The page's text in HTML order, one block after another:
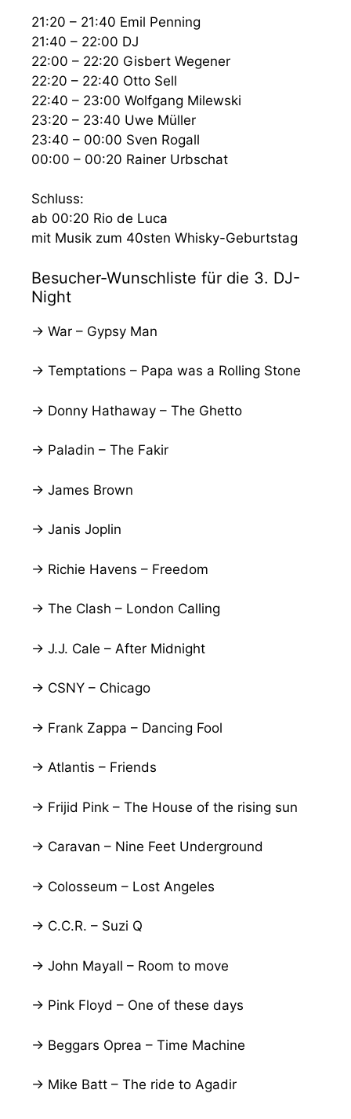
21:20 – 21:40 Emil Penning
21:40 – 22:00 DJ
22:00 – 22:20 Gisbert Wegener
22:20 – 22:40 Otto Sell
22:40 – 23:00 Wolfgang Milewski
23:20 – 23:40 Uwe Müller
23:40 – 00:00 Sven Rogall
00:00 – 00:20 Rainer Urbschat
Schluss:
ab 00:20 Rio de Luca
mit Musik zum 40sten Whisky-Geburtstag
Besucher-Wunschliste für die 3. DJ-
Night
→ War – Gypsy Man
→ Temptations – Papa was a Rolling Stone
→ Donny Hathaway – The Ghetto
→ Paladin – The Fakir
→ James Brown
→ Janis Joplin
→ Richie Havens – Freedom
→ The Clash – London Calling
→ J.J. Cale – After Midnight
→ CSNY – Chicago
→ Frank Zappa – Dancing Fool
→ Atlantis – Friends
→ Frijid Pink – The House of the rising sun
→ Caravan – Nine Feet Underground
→ Colosseum – Lost Angeles
→ C.C.R. – Suzi Q
→ John Mayall – Room to move
→ Pink Floyd – One of these days
→ Beggars Oprea – Time Machine
→ Mike Batt – The ride to Agadir